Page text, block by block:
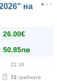
на
26.00€
50.85лв
22.10
72 грабнати